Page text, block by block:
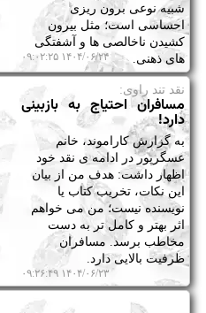
شبیه نوعی برون ریزی
احساسی است؛ مثل بیرون
کشیدن ناخالصی ها و آشفتگی
های ذهنی.
۱۴۰۴/۰۶/۲۴ ۰۹:۰۲:۲۵
نقد تند راوی:
مسافران احتیاج به بازبینی
دارد!
به گزارش کاراموند، خانم
عسگرپور در ادامه ی نقد خود
اظهار داشت: هدف من از بیان
این نکات، تخریب کتاب یا
نویسنده نیست؛ من می خواهم
اثر بهتر و کامل تر به دست
مخاطب برسد. مسافران
ظرفیت بالایی دارد.
۱۴۰۴/۰۶/۲۳ ۰۹:۲۶:۴۹